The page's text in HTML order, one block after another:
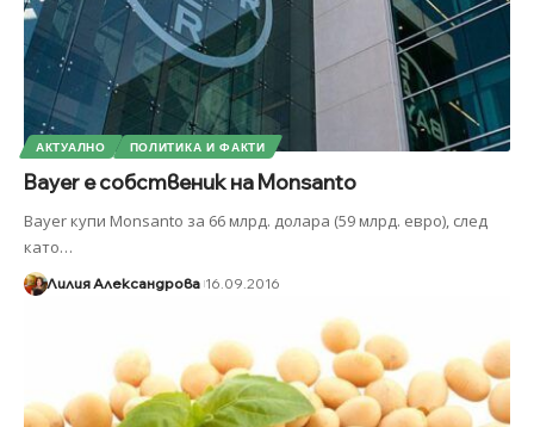
АКТУАЛНО ПОЛИТИКА И ФАКТИ
Bayer е собственик на Monsanto
Bayer купи Monsanto за 66 млрд. долара (59 млрд. евро), след
като…
Лилия Александрова 16.09.2016